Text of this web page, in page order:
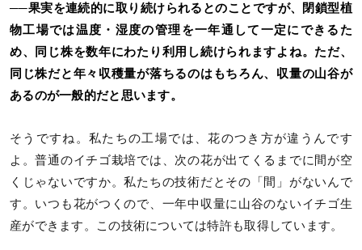
──果実を連続的に取り続けられるとのことですが、閉鎖型植
物工場では温度・湿度の管理を一年通して一定にできるた
め、同じ株を数年にわたり利用し続けられますよね。ただ、
同じ株だと年々収穫量が落ちるのはもちろん、収量の山谷が
あるのが一般的だと思います。
そうですね。私たちの工場では、花のつき方が違うんです
よ。普通のイチゴ栽培では、次の花が出てくるまでに間が空
くじゃないですか。私たちの技術だとその「間」がないんで
す。いつも花がつくので、一年中収量に山谷のないイチゴ生
産ができます。この技術については特許も取得しています。